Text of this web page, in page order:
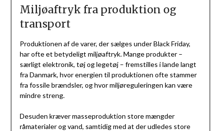
Miljøaftryk fra produktion og
transport
Produktionen af de varer, der sælges under Black Friday,
har ofte et betydeligt miljøaftryk. Mange produkter –
særligt elektronik, tøj og legetøj – fremstilles i lande langt
fra Danmark, hvor energien til produktionen ofte stammer
fra fossile brændsler, og hvor miljøreguleringen kan være
mindre streng.
Desuden kræver masseproduktion store mængder
råmaterialer og vand, samtidig med at der udledes store